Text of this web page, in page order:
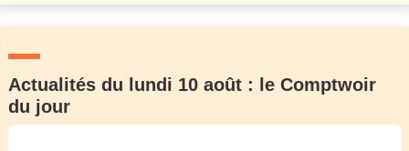
Actualités du lundi 10 août : le Comptwoir
du jour